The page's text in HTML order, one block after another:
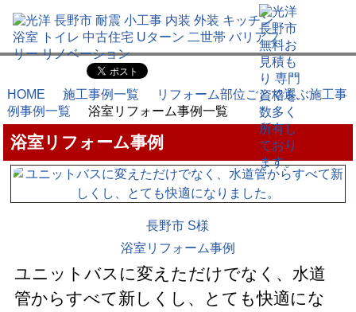
HOME 施工事例一覧
リフォーム部位ごとで選ぶ施工事
例事例一覧
浴室リフォーム事例一覧
浴室リフォーム事例
長野市 S様
浴室リフォーム事例
ユニットバスに変えただけでなく、水道
管からすべて新しくし、とても快適にな